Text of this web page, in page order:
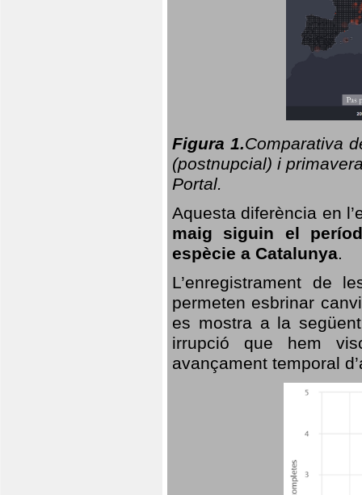
Figura 1.Comparativa
(postnupcial) i
Portal.
Aquesta diferència en
maig siguin el
espècie a Catalunya.
L’enregistrament de
permeten esbrinar
es mostra a la
irrupció que hem
avançament temporal